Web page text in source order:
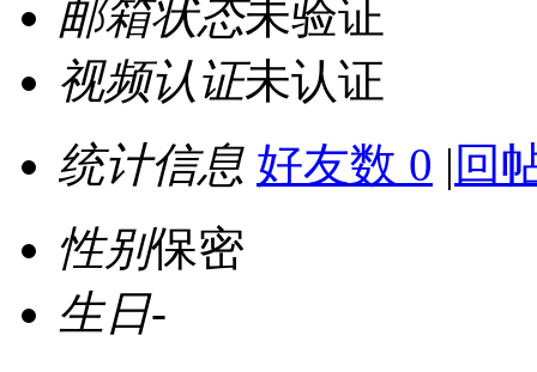
邮箱状态未验证
视频认证未认证
统计信息 好友数 0 | 回
性别保密
生日-